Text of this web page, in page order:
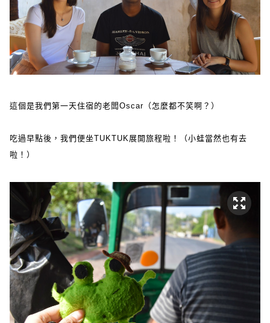
這個是我們第一天住宿的老闆Oscar（怎麼都不笑啊？）
吃過早點後，我們便坐TUKTUK展開旅程啦！（小蛙當然也有去
啦！）